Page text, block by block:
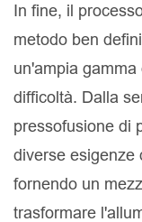
In fine, il
metodo ben
un'ampia
difficoltà. Dalla
pressofusione di
diverse esigenze
fornendo un
trasformare